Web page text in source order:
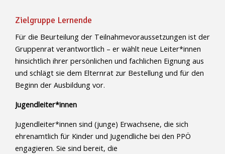
Zielgruppe Lernende
Für die Beurteilung der Teilnahmevoraussetzungen ist der
Gruppenrat verantwortlich – er wählt neue Leiter*innen
hinsichtlich ihrer persönlichen und fachlichen Eignung aus
und schlägt sie dem Elternrat zur Bestellung und für den
Beginn der Ausbildung vor.
Jugendleiter*innen
Jugendleiter*innen sind (junge) Erwachsene, die sich
ehrenamtlich für Kinder und Jugendliche bei den PPÖ
engagieren. Sie sind bereit, die